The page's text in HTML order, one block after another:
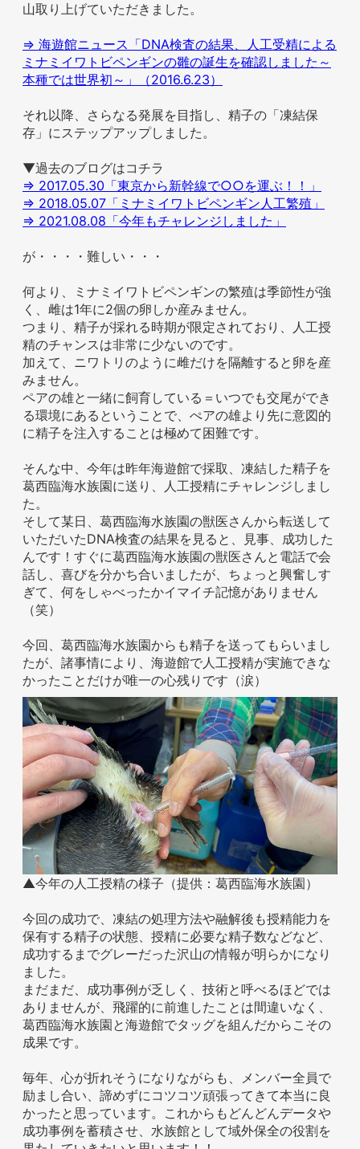
山取り上げていただきました。
⇒ 海遊館ニュース「DNA検査の結果、人工受精による
ミナミイワトビペンギンの雛の誕生を確認しました～
本種では世界初～」（2016.6.23）
それ以降、さらなる発展を目指し、精子の「凍結保
存」にステップアップしました。
▼過去のブログはコチラ
⇒ 2017.05.30「東京から新幹線で○○を運ぶ！！」
⇒ 2018.05.07「ミナミイワトビペンギン人工繁殖」
⇒ 2021.08.08「今年もチャレンジしました」
が・・・・難しい・・・
何より、ミナミイワトビペンギンの繁殖は季節性が強
く、雌は1年に2個の卵しか産みません。
つまり、精子が採れる時期が限定されており、人工授
精のチャンスは非常に少ないのです。
加えて、ニワトリのように雌だけを隔離すると卵を産
みません。
ペアの雄と一緒に飼育している＝いつでも交尾ができ
る環境にあるということで、ぺアの雄より先に意図的
に精子を注入することは極めて困難です。
そんな中、今年は昨年海遊館で採取、凍結した精子を
葛西臨海水族園に送り、人工授精にチャレンジしまし
た。
そして某日、葛西臨海水族園の獣医さんから転送して
いただいたDNA検査の結果を見ると、見事、成功した
んです！すぐに葛西臨海水族園の獣医さんと電話で会
話し、喜びを分かち合いましたが、ちょっと興奮しす
ぎて、何をしゃべったかイマイチ記憶がありません
（笑）
今回、葛西臨海水族園からも精子を送ってもらいまし
たが、諸事情により、海遊館で人工授精が実施できな
かったことだけが唯一の心残りです（涙）
▲今年の人工授精の様子（提供：葛西臨海水族園）
今回の成功で、凍結の処理方法や融解後も授精能力を
保有する精子の状態、授精に必要な精子数などなど、
成功するまでグレーだった沢山の情報が明らかになり
ました。
まだまだ、成功事例が乏しく、技術と呼べるほどでは
ありませんが、飛躍的に前進したことは間違いなく、
葛西臨海水族園と海遊館でタッグを組んだからこその
成果です。
毎年、心が折れそうになりながらも、メンバー全員で
励まし合い、諦めずにコツコツ頑張ってきて本当に良
かったと思っています。これからもどんどんデータや
成功事例を蓄積させ、水族館として域外保全の役割を